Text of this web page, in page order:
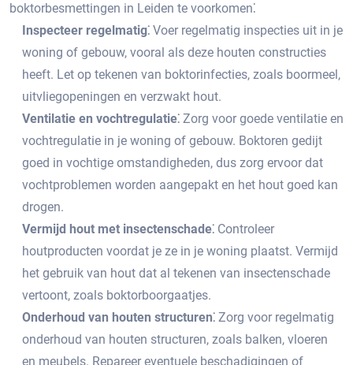
boktorbesmettingen in Leiden te voorkomen⁚
Inspecteer regelmatig⁚ Voer regelmatig inspecties uit in je
woning of gebouw, vooral als deze houten constructies
heeft.​ Let op tekenen van boktorinfecties, zoals boormeel,
uitvliegopeningen en verzwakt hout.​
Ventilatie en vochtregulatie⁚ Zorg voor goede ventilatie en
vochtregulatie in je woning of gebouw.​ Boktoren gedijt
goed in vochtige omstandigheden, dus zorg ervoor dat
vochtproblemen worden aangepakt en het hout goed kan
drogen.​
Vermijd hout met insectenschade⁚ Controleer
houtproducten voordat je ze in je woning plaatst.​ Vermijd
het gebruik van hout dat al tekenen van insectenschade
vertoont, zoals boktorboorgaatjes.​
Onderhoud van houten structuren⁚ Zorg voor regelmatig
onderhoud van houten structuren, zoals balken, vloeren
en meubels.​ Repareer eventuele beschadigingen of